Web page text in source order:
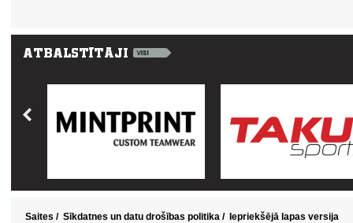
Saites / Sīkdatnes un datu drošības politika / Iepriekšējā lapas versija